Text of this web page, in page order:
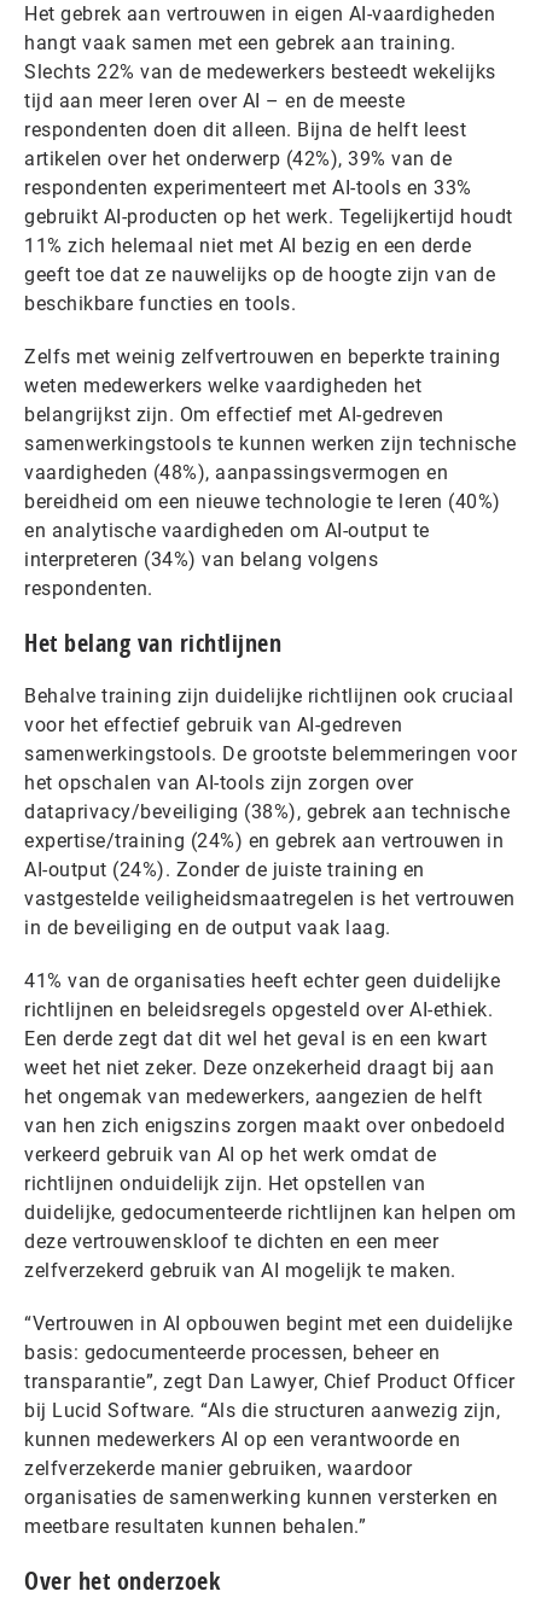
Het gebrek aan vertrouwen in eigen AI-vaardigheden
hangt vaak samen met een gebrek aan training.
Slechts 22% van de medewerkers besteedt wekelijks
tijd aan meer leren over AI – en de meeste
respondenten doen dit alleen. Bijna de helft leest
artikelen over het onderwerp (42%), 39% van de
respondenten experimenteert met AI-tools en 33%
gebruikt AI-producten op het werk. Tegelijkertijd houdt
11% zich helemaal niet met AI bezig en een derde
geeft toe dat ze nauwelijks op de hoogte zijn van de
beschikbare functies en tools.
Zelfs met weinig zelfvertrouwen en beperkte training
weten medewerkers welke vaardigheden het
belangrijkst zijn. Om effectief met AI-gedreven
samenwerkingstools te kunnen werken zijn technische
vaardigheden (48%), aanpassingsvermogen en
bereidheid om een nieuwe technologie te leren (40%)
en analytische vaardigheden om AI-output te
interpreteren (34%) van belang volgens
respondenten.
Het belang van richtlijnen
Behalve training zijn duidelijke richtlijnen ook cruciaal
voor het effectief gebruik van AI-gedreven
samenwerkingstools. De grootste belemmeringen voor
het opschalen van AI-tools zijn zorgen over
dataprivacy/beveiliging (38%), gebrek aan technische
expertise/training (24%) en gebrek aan vertrouwen in
AI-output (24%). Zonder de juiste training en
vastgestelde veiligheidsmaatregelen is het vertrouwen
in de beveiliging en de output vaak laag.
41% van de organisaties heeft echter geen duidelijke
richtlijnen en beleidsregels opgesteld over AI-ethiek.
Een derde zegt dat dit wel het geval is en een kwart
weet het niet zeker. Deze onzekerheid draagt bij aan
het ongemak van medewerkers, aangezien de helft
van hen zich enigszins zorgen maakt over onbedoeld
verkeerd gebruik van AI op het werk omdat de
richtlijnen onduidelijk zijn. Het opstellen van
duidelijke, gedocumenteerde richtlijnen kan helpen om
deze vertrouwenskloof te dichten en een meer
zelfverzekerd gebruik van AI mogelijk te maken.
“Vertrouwen in AI opbouwen begint met een duidelijke
basis: gedocumenteerde processen, beheer en
transparantie”, zegt Dan Lawyer, Chief Product Officer
bij Lucid Software. “Als die structuren aanwezig zijn,
kunnen medewerkers AI op een verantwoorde en
zelfverzekerde manier gebruiken, waardoor
organisaties de samenwerking kunnen versterken en
meetbare resultaten kunnen behalen.”
Over het onderzoek